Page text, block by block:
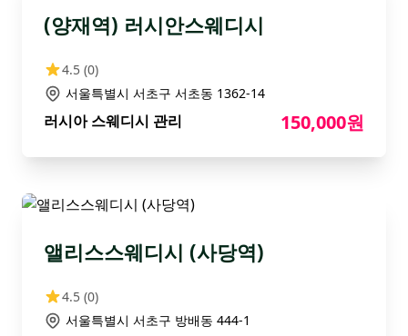
(양재역) 러시안스웨디시
4.5 (0)
서울특별시 서초구 서초동 1362-14
러시아 스웨디시 관리 150,000원
앨리스스웨디시 (사당역)
4.5 (0)
서울특별시 서초구 방배동 444-1